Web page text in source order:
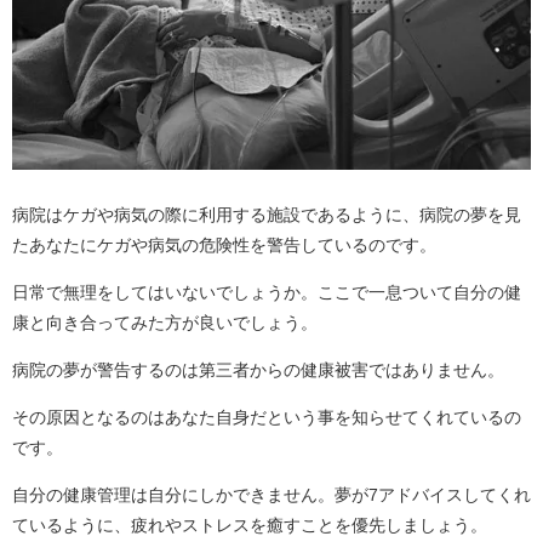
病院はケガや病気の際に利用する施設であるように、病院の夢を見
たあなたにケガや病気の危険性を警告しているのです。
日常で無理をしてはいないでしょうか。ここで一息ついて自分の健
康と向き合ってみた方が良いでしょう。
病院の夢が警告するのは第三者からの健康被害ではありません。
その原因となるのはあなた自身だという事を知らせてくれているの
です。
自分の健康管理は自分にしかできません。夢が7アドバイスしてくれ
ているように、疲れやストレスを癒すことを優先しましょう。